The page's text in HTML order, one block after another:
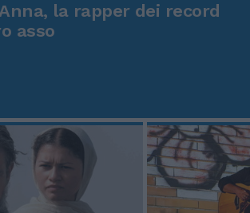
la rapper dei record
asso